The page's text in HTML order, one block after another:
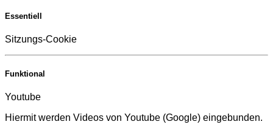
Essentiell
Sitzungs-Cookie
Funktional
Youtube
Hiermit werden Videos von Youtube (Google) eingebunden.